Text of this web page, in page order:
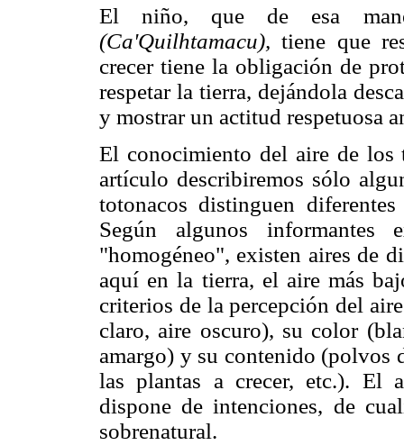
El niño, que de esa
(Ca'Quilhtamacu), tiene que
crecer tiene la obligación de
respetar la tierra, dejándola
y mostrar un actitud respetuosa
El conocimiento del aire de los
artículo describiremos sólo
totonacos distinguen
Según algunos
"homogéneo", existen aires de
aquí en la tierra, el aire más
criterios de la percepción del
claro, aire oscuro), su color
amargo) y su contenido (polvos
las plantas a crecer, etc.). El
dispone de intenciones, de
sobrenatural.